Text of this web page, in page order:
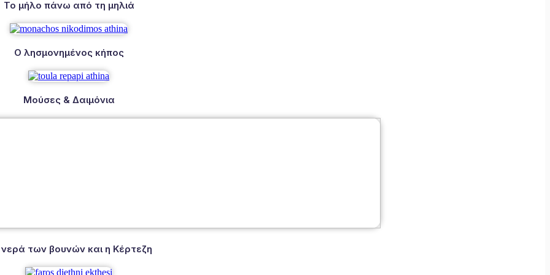
Το μήλο πάνω από τη μηλιά
Ο λησμονημένος κήπος
Μούσες & Δαιμόνια
των βουνών και η Κέρτεζη